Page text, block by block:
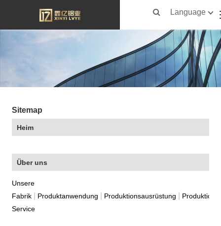
Language
Sitemap
Heim
Über uns
Unsere
Fabrik| Produktanwendung Produktionsausrüstung
Service